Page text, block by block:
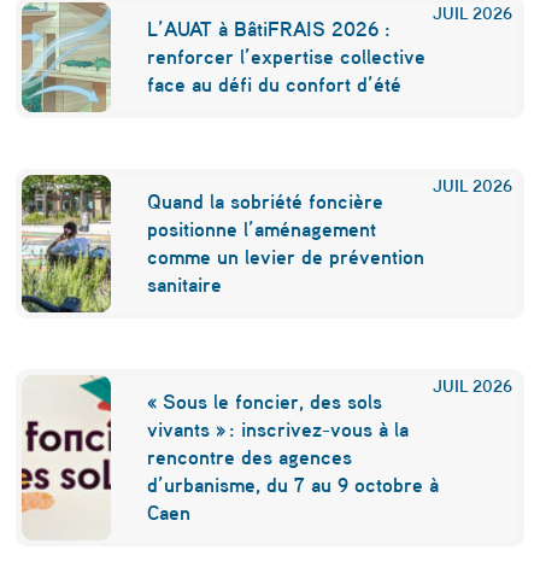
JUIL 2026
L’AUAT à BâtiFRAIS 2026 :
renforcer l’expertise collective
face au défi du confort d’été
JUIL 2026
Quand la sobriété foncière
positionne l’aménagement
comme un levier de prévention
sanitaire
JUIL 2026
« Sous le foncier, des sols
vivants » : inscrivez-vous à la
rencontre des agences
d’urbanisme, du 7 au 9 octobre à
Caen